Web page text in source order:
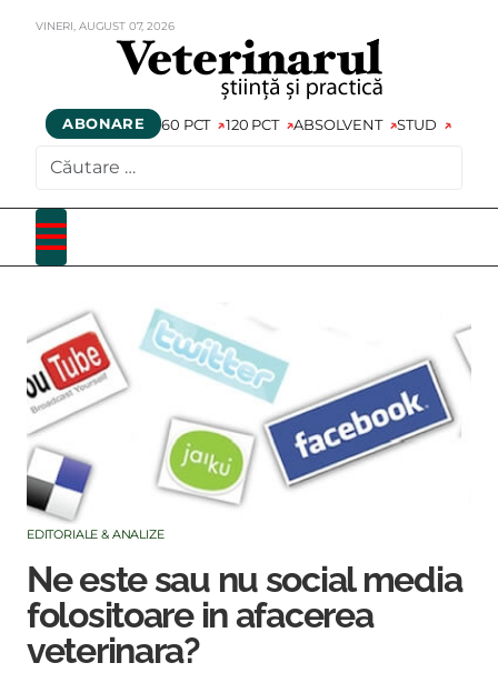
VINERI, AUGUST 07,2026
ABONARE 60 PCT 120 PCT ABSOLVENT STUD
EDITORIALE & ANALIZE
Ne este sau nu social media
folositoare in afacerea
veterinara?